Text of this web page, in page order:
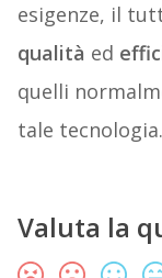
esigenze, il
qualità ed
quelli
tale tecnologia.
Valuta la